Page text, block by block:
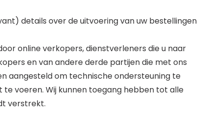
details over de uitvoering van uw bestellingen
online verkopers, dienstverleners die u naar
en van andere derde partijen die met ons
aangesteld om technische ondersteuning te
voeren. Wij kunnen toegang hebben tot alle
verstrekt.